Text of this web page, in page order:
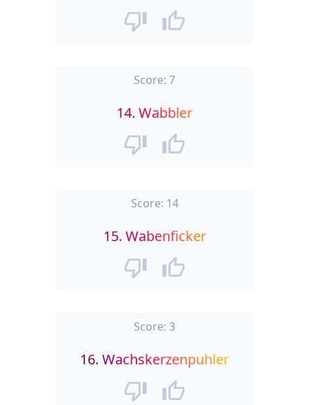
Score: 7
14. Wabbler
Score: 14
15. Wabenficker
Score: 3
16. Wachskerzenpuhler